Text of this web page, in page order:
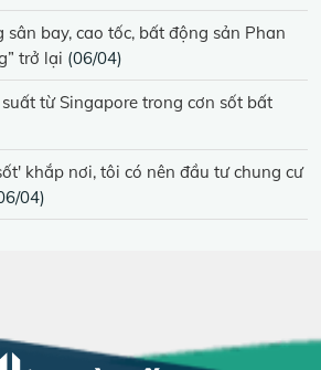
sân bay, cao tốc, bất động sản Phan
trở lại (06/04)
từ Singapore trong cơn sốt bất
khắp nơi, tôi có nên đầu tư chung cư
04)